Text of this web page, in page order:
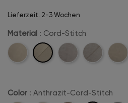
Lieferzeit: 2-3 Wochen
Material : Cord-Stitch
Cord
Cord-
Stitch
Velvet
Velvet- Boucle
Color : Anthrazit-Cord-Stitch